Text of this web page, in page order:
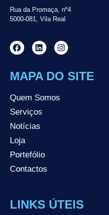
Rua da Promaça, nº4
5000-081, Vila Real
MAPA DO SITE
Quem Somos
Serviços
Notícias
Loja
Portefólio
Contactos
LINKS ÚTEIS